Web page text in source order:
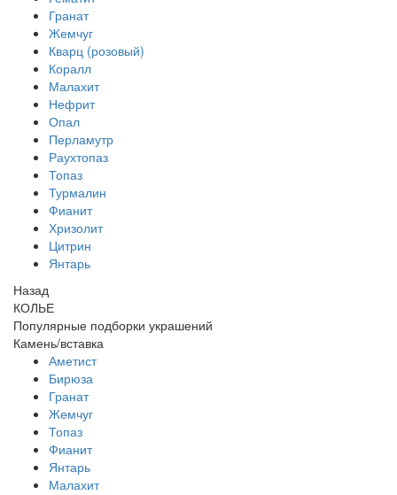
Гранат
Жемчуг
Кварц (розовый)
Коралл
Малахит
Нефрит
Опал
Перламутр
Раухтопаз
Топаз
Турмалин
Фианит
Хризолит
Цитрин
Янтарь
Назад
КОЛЬЕ
Популярные подборки украшений
Камень/вставка
Аметист
Бирюза
Гранат
Жемчуг
Топаз
Фианит
Янтарь
Малахит